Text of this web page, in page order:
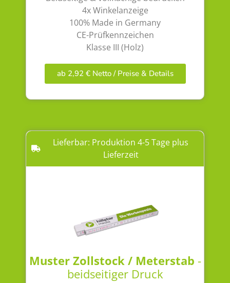
4x Winkelanzeige
100% Made in Germany
CE-Prüfkennzeichen
Klasse III (Holz)
ab 2,92 € Netto / Preise & Details
Lieferbar: Produktion 4-5 Tage plus
Lieferzeit
Muster Zollstock / Meterstab -
beidseitiger Druck